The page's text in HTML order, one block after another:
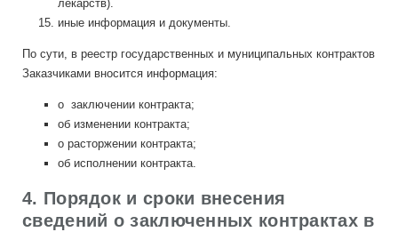
лекарств).
иные информация и документы.
По сути, в реестр государственных и муниципальных контрактов
Заказчиками вносится информация:
о заключении контракта;
об изменении контракта;
о расторжении контракта;
об исполнении контракта.
4. Порядок и сроки внесения
сведений о заключенных контрактах в